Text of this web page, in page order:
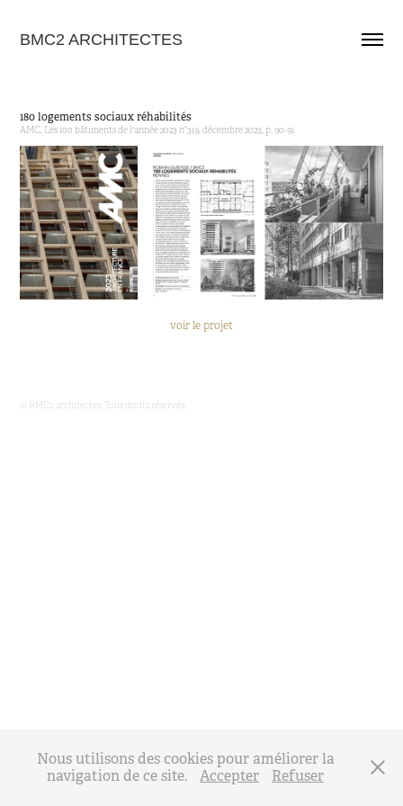
BMC2 ARCHITECTES
180 logements sociaux réhabilités
AMC, Les 100 bâtiments de l'année 2023 n°319, décembre 2023, p. 90-91
voir le projet
© BMC2 architectes. Tous droits réservés.
Nous utilisons des cookies pour améliorer la
navigation de ce site.
Accepter Refuser